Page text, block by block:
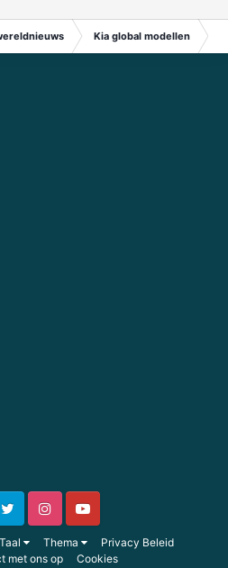
Kia global modellen
Taal Thema
Privacy Beleid
met ons op
Cookies